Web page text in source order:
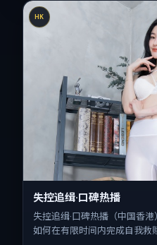
HK
失控追缉·口碑热播
失控追缉·口碑热播（中国香
如何在有限时间内完成自我救